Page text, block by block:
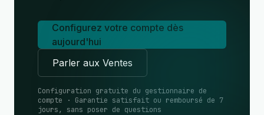
Configurez votre compte dès
aujourd'hui
Parler aux Ventes
Configuration gratuite du gestionnaire de
compte · Garantie satisfait ou remboursé de 7
jours, sans poser de questions